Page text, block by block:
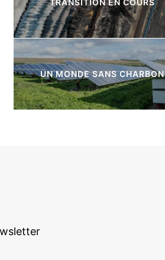
TRANSITION EN COURS
7 Articles
UN MONDE SANS CHARBON